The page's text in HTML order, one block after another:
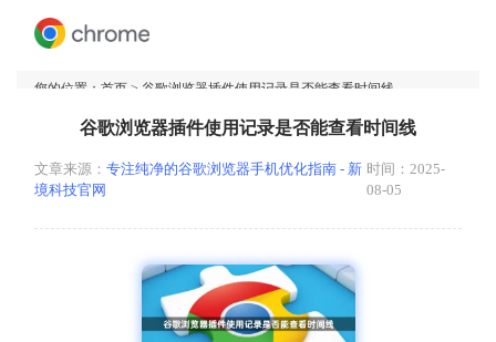
您的位置： 首页 > 谷歌浏览器插件使用记录是否能查看时间线
谷歌浏览器插件使用记录是否能查看时间线
文章来源： 专注纯净的谷歌浏览器手机优化指南 - 新
境科技官网
时间：2025-
08-05